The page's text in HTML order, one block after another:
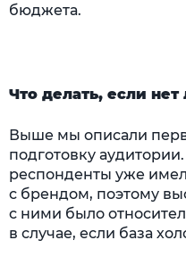
бюджета.
Что делать, если
Выше мы описали
подготовку
респонденты уже
с брендом, поэтому
с ними было
в случае, если база